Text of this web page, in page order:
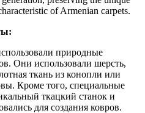
of Armenian carpets.
природные
Они использовали шерсть,
ткань из конопли или
Кроме того, специальные
ткацкий станок и
для создания ковров.